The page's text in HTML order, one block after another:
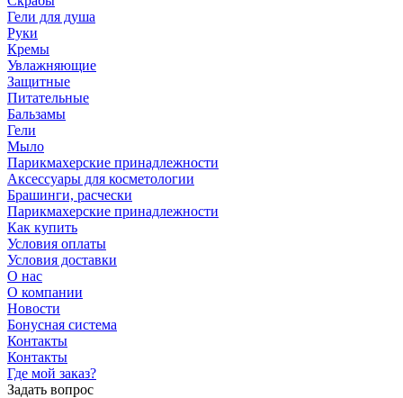
Гели для душа
Руки
Кремы
Увлажняющие
Защитные
Питательные
Бальзамы
Гели
Мыло
Парикмахерские принадлежности
Аксессуары для косметологии
Брашинги, расчески
Парикмахерские принадлежности
Как купить
Условия оплаты
Условия доставки
О нас
О компании
Новости
Бонусная система
Контакты
Контакты
Где мой заказ?
Задать вопрос